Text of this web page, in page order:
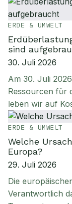
ERDE & UMWELT
sind
30. Juli 2026
Am 30. Juli
Ressourcen für
leben wir auf
ERDE & UMWELT
Welche
Europa?
29. Juli 2026
Die
Verantwortlich